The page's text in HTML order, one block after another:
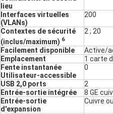
lieu
Interfaces virtuelles
(VLANs)
200
Contextes de sécurité
(inclus/maximum) 6
2 ; 20
Facilement disponible
Active/
Emplacement
1 carte
Fente instantanée
Utilisateur-accessible
0
USB 2,0 ports
2
Entrée-sortie intégrée
8 GE
Entrée-sortie
d'expansion
Cuivre